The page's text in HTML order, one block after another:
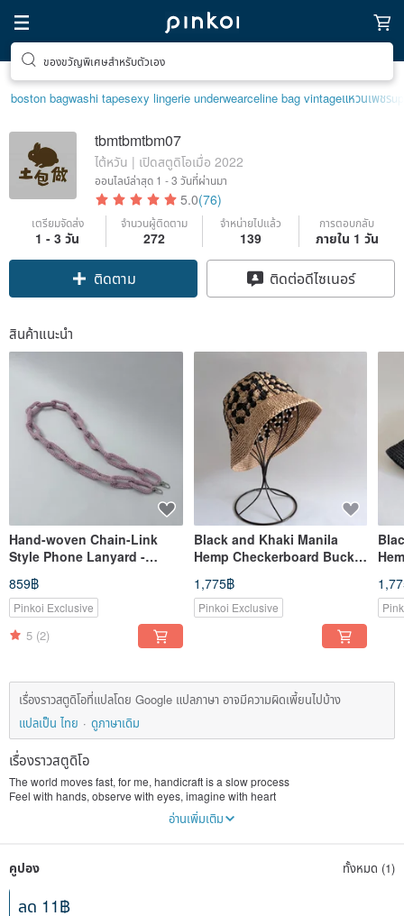
ของขวัญพิเศษสำหรับตัวเอง
boston bagwashi tapesexy lingerie underwearceline bag vintageแหวนเพชร
tbmtbmtbm07
ไต้หวัน | เปิดสตูดิโอเมื่อ 2022
ออนไลน์ล่าสุด 1 - 3 วันที่ผ่านมา
5.0(76)
เตรียมจัดส่ง
1 - 3 วัน
จำนวนผู้ติดตาม
272
จำหน่ายไปแล้ว
139
การตอบกลับ
ภายใน 1 วัน
ติดตาม ติดต่อดีไซเนอร์
สินค้าแนะนำ
Hand-woven Chain-Link
Style Phone Lanyard -
859฿
Pinkoi Exclusive
5 (2)
Black and Khaki Manila
Hemp Checkerboard Bucket
1,775฿
Pinkoi Exclusive
เรื่องราวสตูดิโอที่แปลโดย Google แปลภาษา อาจมีความผิดเพี้ยนไปบ้าง
แปลเป็น ไทย
ดูภาษาเดิม
เรื่องราวสตูดิโอ
The world moves fast, for me, handicraft is a slow process
Feel with hands, observe with eyes, imagine with heart
After letting time ferment and temper everything, let it take shape with needle
อ่านเพิ่มเติม
คูปอง ทั้งหมด (1)
ลด 11฿